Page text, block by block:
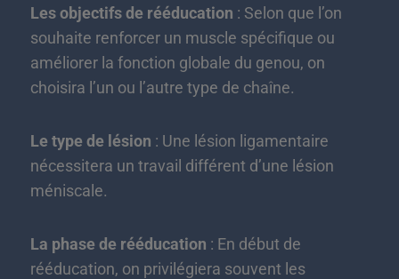
Les objectifs de rééducation : Selon que l’on
souhaite renforcer un muscle spécifique ou
améliorer la fonction globale du genou, on
choisira l’un ou l’autre type de chaîne.
Le type de lésion : Une lésion ligamentaire
nécessitera un travail différent d’une lésion
méniscale.
La phase de rééducation : En début de
rééducation, on privilégiera souvent les